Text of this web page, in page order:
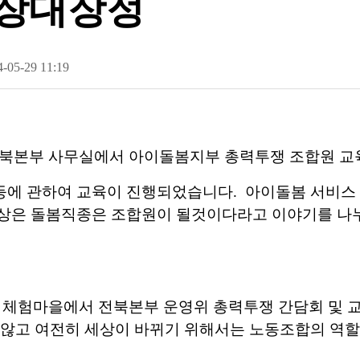
대장정
05-29 11:19
본부 사무실에서 아이돌봄지부 총력투쟁 조합원
관하여 교육이 진행되었습니다. 아이돌봄 서비
은 돌봄직종은 조합원이 될것이다라고 이야기를
험마을에서 전북본부 운영위 총력투쟁 간담회 및
고 여전히 세상이 바뀌기 위해서는 노동조합의 역